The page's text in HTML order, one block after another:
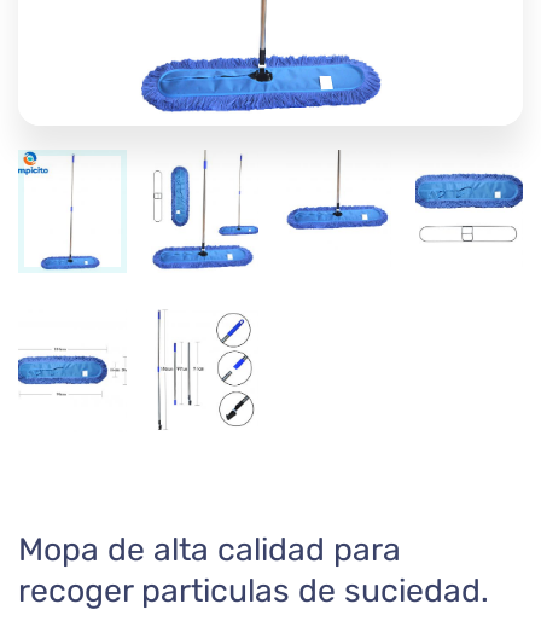
Mopa de alta calidad para
recoger particulas de suciedad.